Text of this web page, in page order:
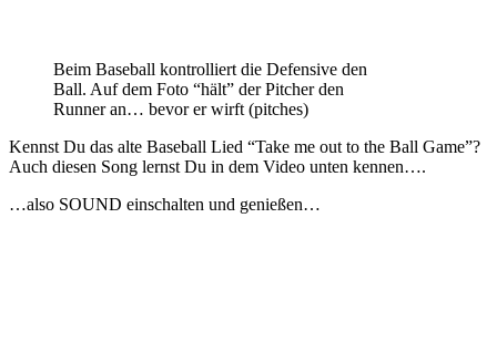
Beim Baseball kontrolliert die Defensive den
Ball. Auf dem Foto “hält” der Pitcher den
Runner an… bevor er wirft (pitches)
Kennst Du das alte Baseball Lied “Take me out to the Ball Game”?
Auch diesen Song lernst Du in dem Video unten kennen….
…also SOUND einschalten und genießen…